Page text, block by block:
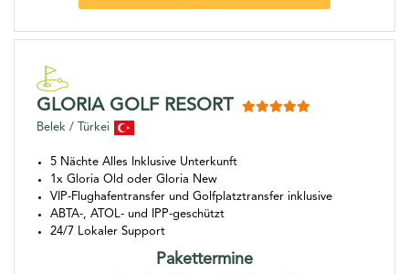
GLORIA GOLF RESORT
Belek / Türkei
5 Nächte Alles Inklusive Unterkunft
1x Gloria Old oder Gloria New
VIP-Flughafentransfer und Golfplatztransfer inklusive
ABTA-, ATOL- und IPP-geschützt
24/7 Lokaler Support
Pakettermine